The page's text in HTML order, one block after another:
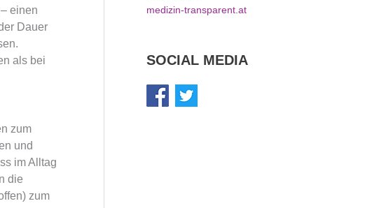
einen
Dauer
als bei
zum
und
im Alltag
die
zum
medizin-transparent.at
SOCIAL MEDIA